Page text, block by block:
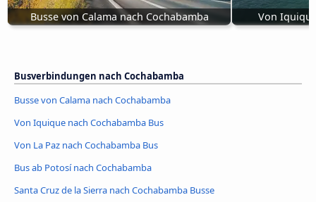
Busse von Calama nach Cochabamba Von
Busverbindungen nach Cochabamba
Busse von Calama nach Cochabamba
Von Iquique nach Cochabamba Bus
Von La Paz nach Cochabamba Bus
Bus ab Potosí nach Cochabamba
Santa Cruz de la Sierra nach Cochabamba Busse